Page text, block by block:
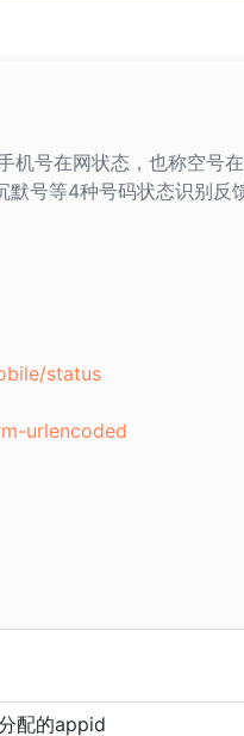
机号在网状态，也称空号
号等4种号码状态识别反
status
urlencoded
配的appid